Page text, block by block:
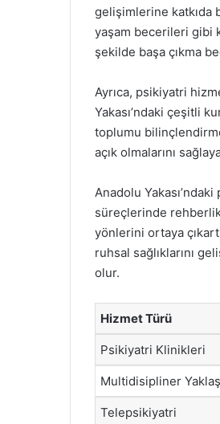
gelişimlerine katkıda
yaşam becerileri gibi
şekilde başa çıkma
Ayrıca, psikiyatri
Yakası’ndaki çeşitli
toplumu
açık olmalarını
Anadolu
süreçlerinde
yönlerini ortaya
ruhsal sağlıklarını
olur.
Hizmet Türü
Psikiyatri Klinikleri
Multidisipliner
Telepsikiyatri